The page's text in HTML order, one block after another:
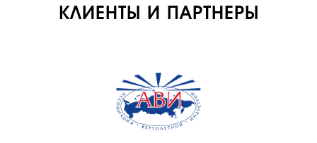
КЛИЕНТЫ И ПАРТНЕРЫ